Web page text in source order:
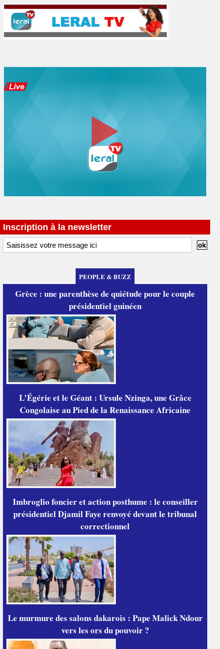
Inscription à la newsletter
PEOPLE & BUZZ
Grèce : une parenthèse de quiétude pour le couple
présidentiel guinéen
L’Égérie et le Géant : Ursule Nzinga, une Grâce
Congolaise au Pied de la Renaissance Africaine
Imbroglio foncier et action posthume : le conseiller
présidentiel Djamil Faye renvoyé devant le tribunal
correctionnel
Le murmure des salons dakarois : Pape Malick Ndour
vers les ors du pouvoir ?